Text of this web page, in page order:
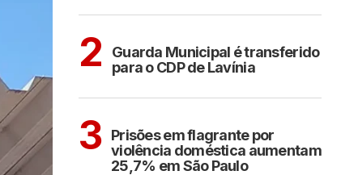
2
Guarda Municipal é transferido
para o CDP de Lavínia
3 Prisões em flagrante por
violência doméstica aumentam
25,7% em São Paulo